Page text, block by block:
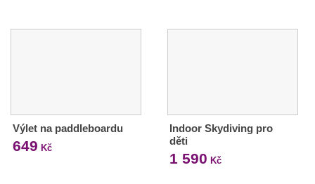
Výlet na paddleboardu
649 Kč
Indoor Skydiving pro
děti
1 590 Kč